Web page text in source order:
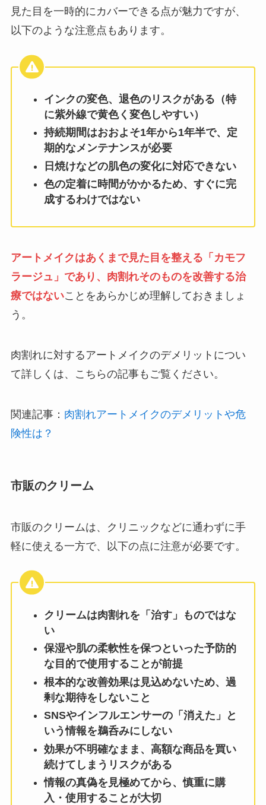
見た目を一時的にカバーできる点が魅力ですが、
以下のような注意点もあります。
インクの変色、退色のリスクがある（特
に紫外線で黄色く変色しやすい）
持続期間はおおよそ1年から1年半で、定
期的なメンテナンスが必要
日焼けなどの肌色の変化に対応できない
色の定着に時間がかかるため、すぐに完
成するわけではない
アートメイクはあくまで見た目を整える「カモフ
ラージュ」であり、肉割れそのものを改善する治
療ではないことをあらかじめ理解しておきましょ
う。
肉割れに対するアートメイクのデメリットについ
て詳しくは、こちらの記事もご覧ください。
関連記事： 肉割れアートメイクのデメリットや危
険性は？
市販のクリーム
市販のクリームは、クリニックなどに通わずに手
軽に使える一方で、以下の点に注意が必要です。
クリームは肉割れを「治す」ものではな
い
保湿や肌の柔軟性を保つといった予防的
な目的で使用することが前提
根本的な改善効果は見込めないため、過
剰な期待をしないこと
SNSやインフルエンサーの「消えた」と
いう情報を鵜呑みにしない
効果が不明確なまま、高額な商品を買い
続けてしまうリスクがある
情報の真偽を見極めてから、慎重に購
入・使用することが大切